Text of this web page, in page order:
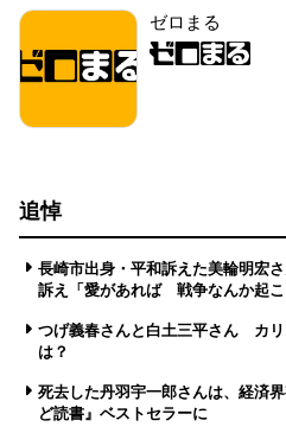
ゼロまる
追悼
長崎市出身・平和訴えた美輪明宏
訴え「愛があれば 戦争なんか起こ
つげ義春さんと白土三平さん カ
は？
死去した丹羽宇一郎さんは、経済
ど読書』ベストセラーに